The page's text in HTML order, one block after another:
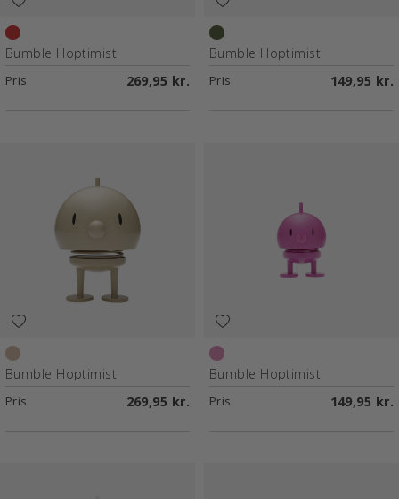
Red
Bumble Hoptimist
Pris 269,95 kr.
Lime
Bumble Hoptimist
Pris 149,95 kr.
Latte
Bumble Hoptimist
Pris 269,95 kr.
Pink
Bumble Hoptimist
Pris 149,95 kr.